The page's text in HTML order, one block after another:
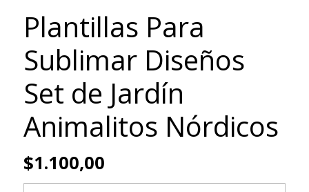
Plantillas Para
Sublimar Diseños
Set de Jardín
Animalitos Nórdicos
$1.100,00